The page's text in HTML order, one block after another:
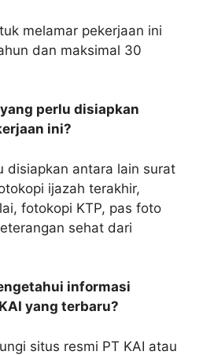
melamar pekerjaan ini
dan maksimal 30
perlu disiapkan
ini?
disiapkan antara lain surat
ijazah terakhir,
fotokopi KTP, pas foto
sehat dari
informasi
yang terbaru?
situs resmi PT KAI atau